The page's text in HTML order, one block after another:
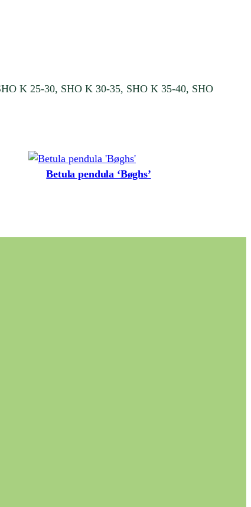
K 25-30, SHO K 30-35, SHO K 35-40, SHO
Betula pendula ‘Bøghs’